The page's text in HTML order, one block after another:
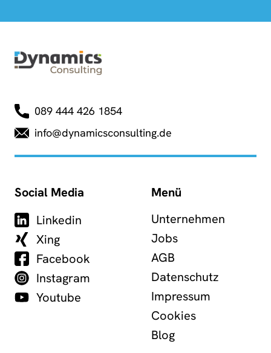
089 444 426 1854
info@dynamicsconsulting.de
Social Media
Linkedin
Xing
Facebook
Instagram
Youtube
Menü
Unternehmen
Jobs
AGB
Datenschutz
Impressum
Cookies
Blog